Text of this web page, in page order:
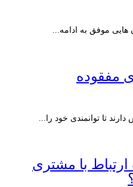
موفق به ادامه...
مفقوده
تا توانمندی خود را...
با مشتری